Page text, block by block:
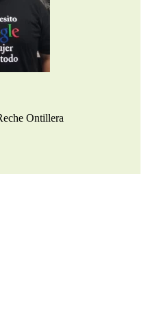
Ontillera